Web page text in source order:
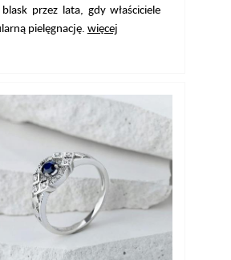
przez lata, gdy właściciele
pielęgnację. więcej